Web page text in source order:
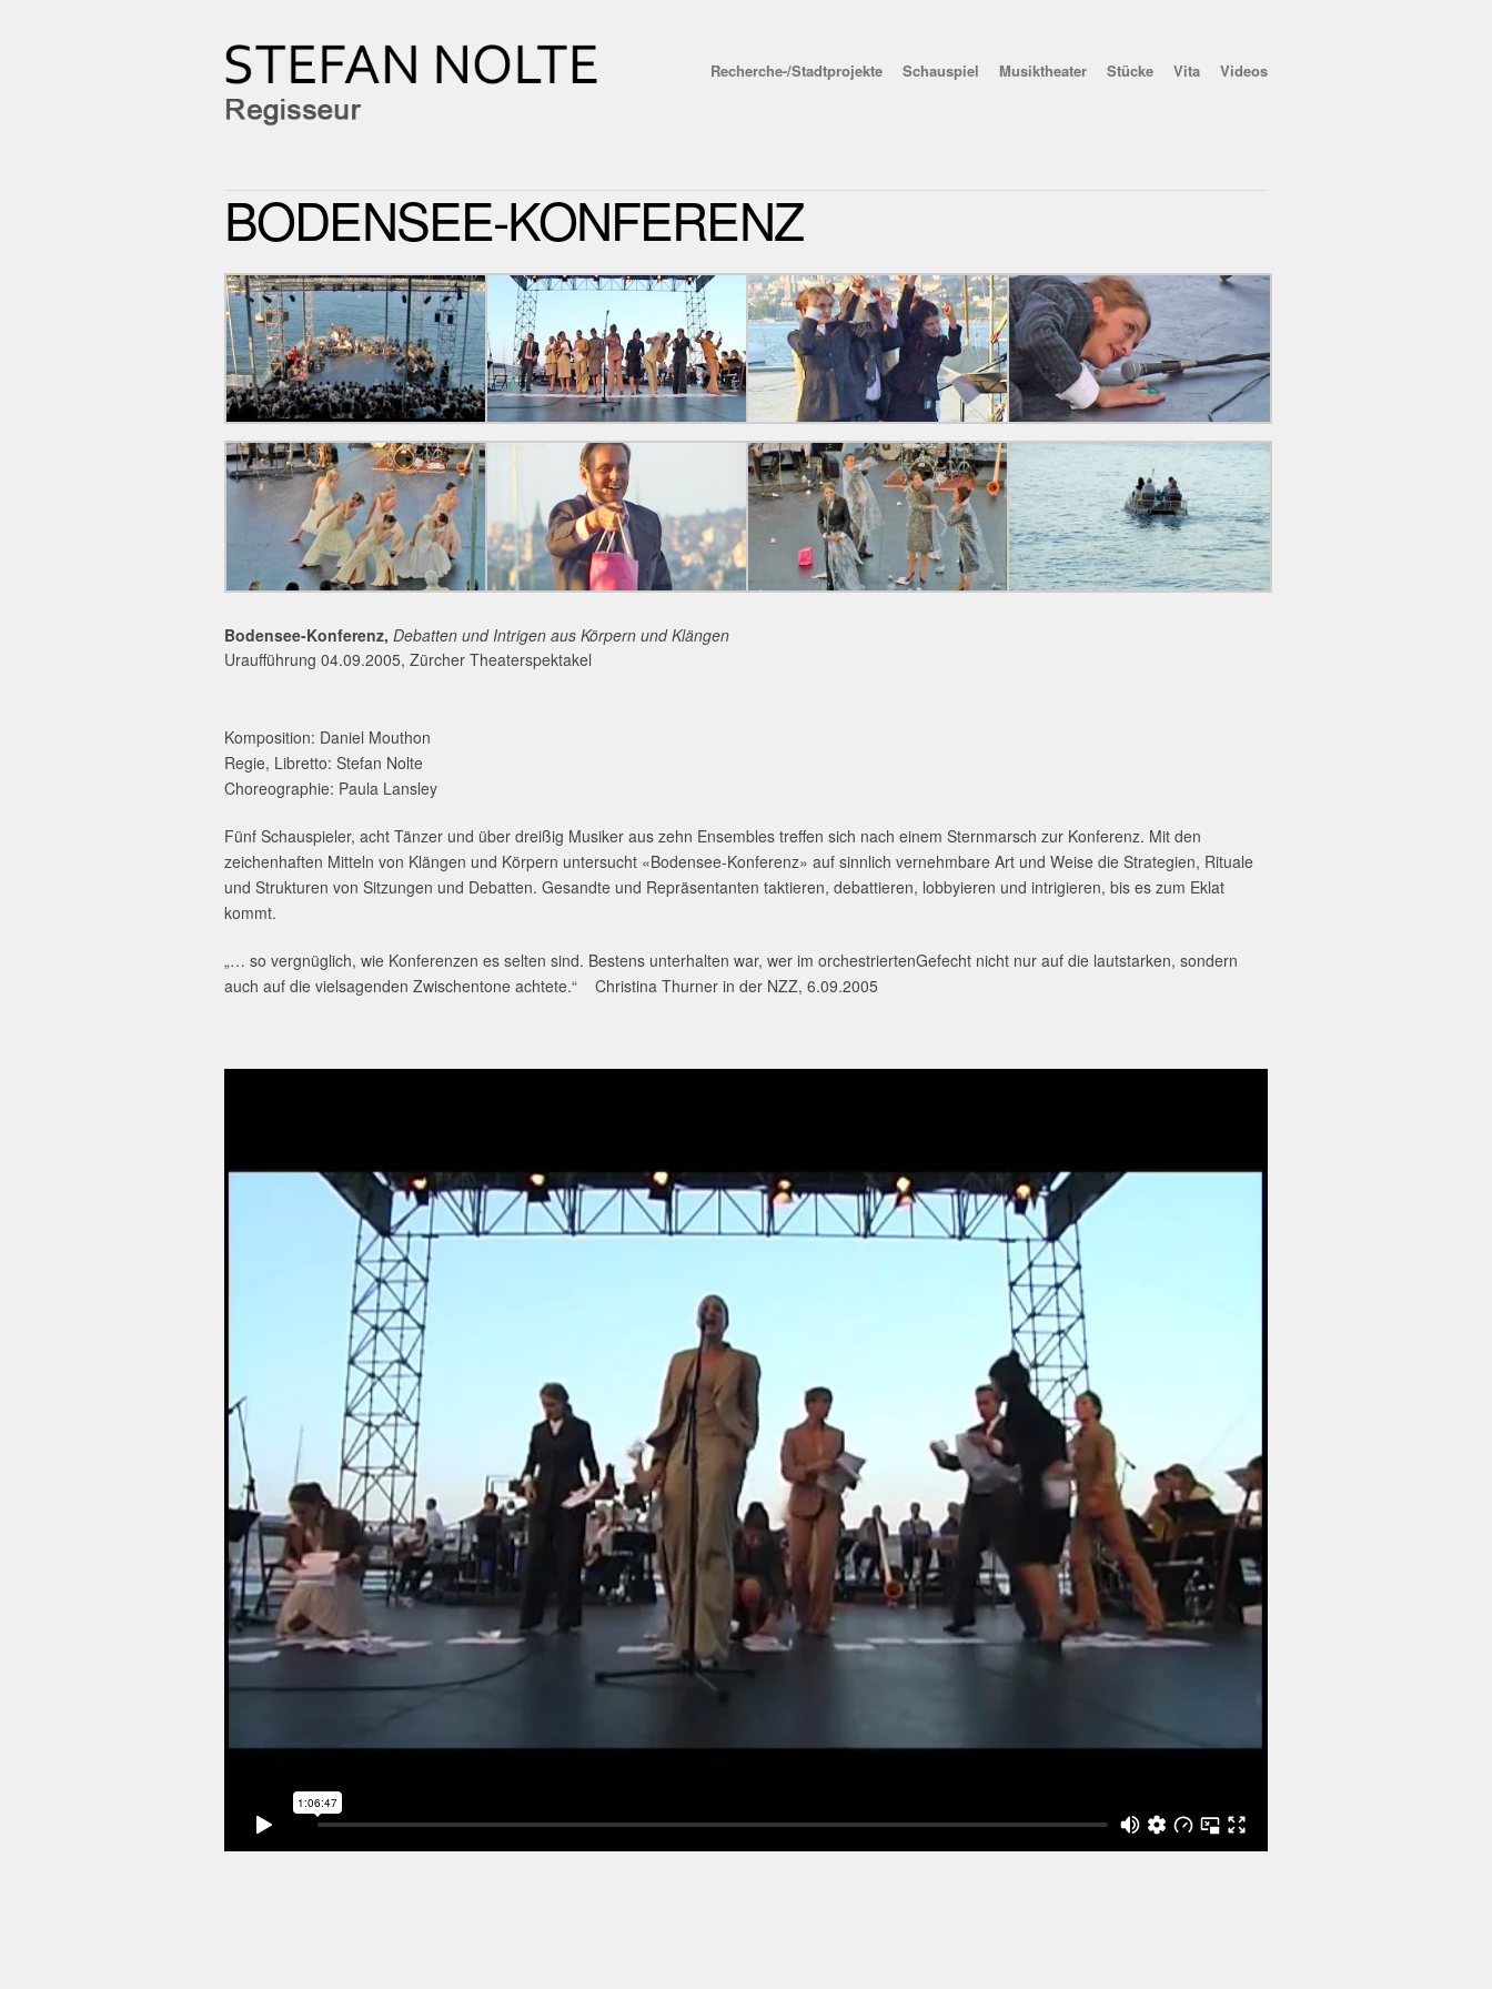
Recherche-/Stadtprojekte Schauspiel Musiktheater Stücke Vita Videos
BODENSEE-KONFERENZ
Bodensee-Konferenz,
Uraufführung 04.09.2005, Zürcher Theaterspektakel
Komposition: Daniel Mouthon
Regie, Libretto: Stefan Nolte
Choreographie: Paula Lansley
Fünf Schauspieler, acht Tänzer und über dreißig Musiker aus zehn Ensembles treffen sich nach einem Sternmarsch zur Konferenz. Mit den
zeichenhaften Mitteln von Klängen und Körpern untersucht «Bodensee-Konferenz» auf sinnlich vernehmbare Art und Weise die Strategien, Rituale
und Strukturen von Sitzungen und Debatten. Gesandte und Repräsentanten taktieren, debattieren, lobbyieren und intrigieren, bis es zum Eklat
kommt.
„… so vergnüglich, wie Konferenzen es selten sind. Bestens unterhalten war, wer im orchestriertenGefecht nicht nur auf die lautstarken, sondern
auch auf die vielsagenden Zwischentone achtete.“ Christina Thurner in der NZZ, 6.09.2005